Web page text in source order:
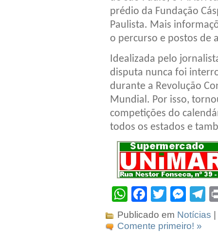
prédio da Fundação
Paulista. Mais
o percurso e postos de
Idealizada pelo
disputa nunca foi
durante a Revolução
Mundial. Por isso,
competições do
todos os estados e
WhatsApp
Facebook
Twitter
Publicado em Notícias
Comente primeiro! »